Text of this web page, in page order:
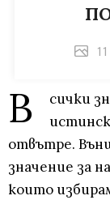
11
В
сички
отвътре.
значение за
които